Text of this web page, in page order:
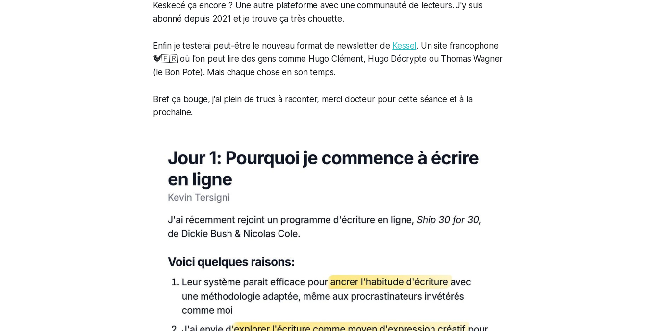
Keskecé ça encore ? Une autre plateforme avec une communauté de lecteurs. J'y suis
abonné depuis 2021 et je trouve ça très chouette.
Enfin je testerai peut-être le nouveau format de newsletter de Kessel . Un site francophone
🐓🇫🇷 où l'on peut lire des gens comme Hugo Clément, Hugo Décrypte ou Thomas Wagner
(le Bon Pote). Mais chaque chose en son temps.
Bref ça bouge, j'ai plein de trucs à raconter, merci docteur pour cette séance et à la
prochaine.